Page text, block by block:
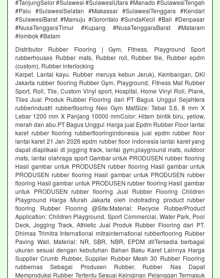
#TanjungSelor #Sulawesi #SulawesiUtara #Manado #SulawesiTengah
#Palu #SulawesiSelatan #Makassar #SulawesiTenggara #Kendari
#SulawesiBarat #Mamuju #Gorontalo #SundaKecil #Bali #Denpasar
#NusaTenggaraTimur #Kupang #NusaTenggaraBarat #Mataram
#lombok #Batam
Distributor Rubber Flooring | Gym, Fitness, Playground Sport
rubberhouses Rubber mats, Rubber roll, Rubber tile, Rubber epdm
(custom), Rubber interlocking
Karpet. Lantai kayu. Rubber meruya kebun Jeruk), Kembangan, DKI
Jakarta rubber flooring Rubber Gym, Playground, Fitness Mat Rubber
Sport, Roll, Tile, Custom Vinyl sport, Hospital, Home Vinyl Roll, Plank,
Tiles Jual Produk Rubber Flooring dari PT Bagus Unggul Sejahtera
rubberindustri rubberflooring Neo Gym MatSize: Tebal 3,6, 8 mm X
Lebar 1200 mm X Panjang 10000 mmColor: Hitam bintik biru, yellow,
merah dan abu.PT Bagus Unggul Harga jual Epdm Rubber Floor lantai
karet rubber flooring rubberflooringindonesia jual epdm rubber floor
lantai karet 21 Jan 2026 epdm rubber floor indonesia lantai karet yang
dapat diaplikasi di jogging track, lantai gym,playground mats, outdoor
mats, lantai olahraga sport Gambar untuk PRODUSEN rubber flooring
Hasil gambar untuk PRODUSEN rubber flooring Hasil gambar untuk
PRODUSEN rubber flooring Hasil gambar untuk PRODUSEN rubber
flooring Hasil gambar untuk PRODUSEN rubber flooring Hasil gambar
untuk PRODUSEN rubber flooring Jual Rubber Flooring Children
Playground Harga Murah Jakarta oleh indotrading product rubber
flooring Rubber Flooring @Site:Material: Recycle RubberProduct
Application: Children Playground, Sport Commercial, Water Park, Pool
Deck, Jogging Track, Athletic Jual Produk Rubber Flooring dari PT.
Dhimas Trimitra International mitrainternational rubberflooring Rubber
Paving Wall. Material: NR, SBR, NBR, EPDM dllTersedia berbagai
ukuran sesuai dengan kebutuhan Bahan Baku Karet Lainnya Harga
Supplier Crumb Rubber, Supplier Rubber Mesh 30 Rubber Flooring
rubbernas Sebagai Produsen Rubber, Rubber Nas Dapat
Memproduksi Rubber Tertentu Sesuai Keinginan Pelanggan Termasuk